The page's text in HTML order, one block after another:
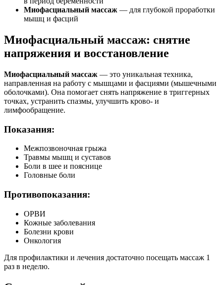
Миофасциальный массаж — для глубокой проработки
мышц и фасций
Миофасциальный массаж: снятие
напряжения и восстановление
Миофасциальный массаж — это уникальная техника,
направленная на работу с мышцами и фасциями (мышечными
оболочками). Она помогает снять напряжение в триггерных
точках, устранить спазмы, улучшить крово- и
лимфообращение.
Показания:
Межпозвоночная грыжа
Травмы мышц и суставов
Боли в шее и пояснице
Головные боли
Противопоказания:
ОРВИ
Кожные заболевания
Болезни крови
Онкология
Для профилактики и лечения достаточно посещать массаж 1
раз в неделю.